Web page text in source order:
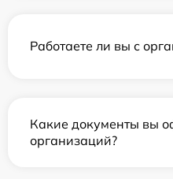
Работаете ли вы с
Какие документы вы
организаций?